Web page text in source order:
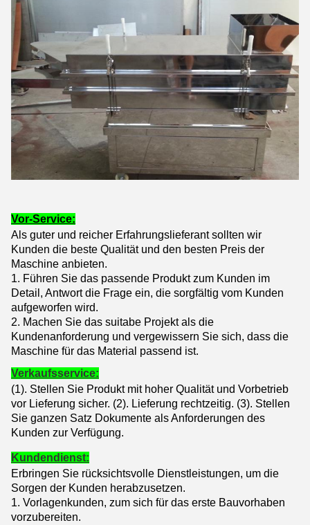
Vor-Service:
Als guter und reicher Erfahrungslieferant sollten wir
Kunden die beste Qualität und den besten Preis der
Maschine anbieten.
1. Führen Sie das passende Produkt zum Kunden im
Detail, Antwort die Frage ein, die sorgfältig vom Kunden
aufgeworfen wird.
2. Machen Sie das suitabe Projekt als die
Kundenanforderung und vergewissern Sie sich, dass die
Maschine für das Material passend ist.
Verkaufsservice:
(1). Stellen Sie Produkt mit hoher Qualität und Vorbetrieb
vor Lieferung sicher. (2). Lieferung rechtzeitig. (3). Stellen
Sie ganzen Satz Dokumente als Anforderungen des
Kunden zur Verfügung.
Kundendienst:
Erbringen Sie rücksichtsvolle Dienstleistungen, um die
Sorgen der Kunden herabzusetzen.
1. Vorlagenkunden, zum sich für das erste Bauvorhaben
vorzubereiten.